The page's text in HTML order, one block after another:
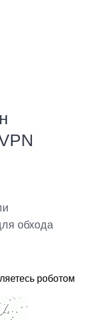
обхода
роботом